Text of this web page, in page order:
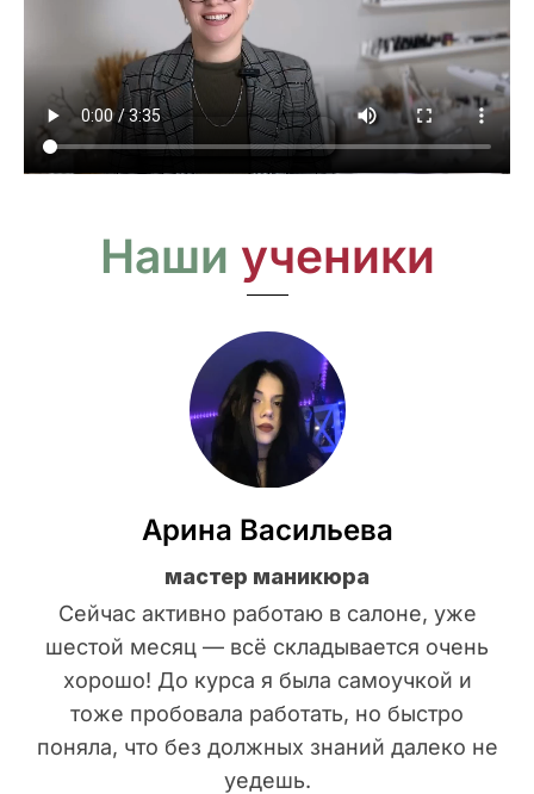
Наши ученики
Арина Васильева
мастер маникюра
Сейчас активно работаю в салоне, уже
шестой месяц — всё складывается очень
хорошо! До курса я была самоучкой и
тоже пробовала работать, но быстро
поняла, что без должных знаний далеко не
уедешь.